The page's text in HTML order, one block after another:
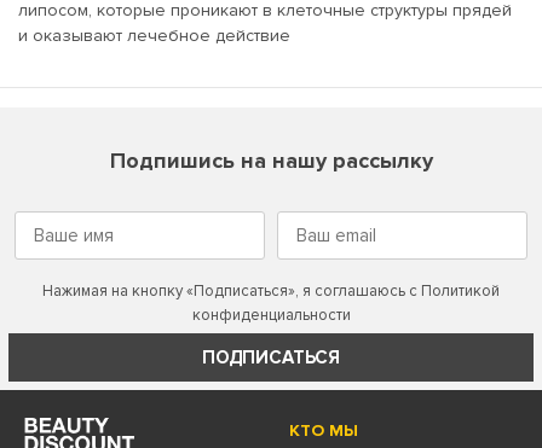
липосом, которые проникают в клеточные структуры прядей
и оказывают лечебное действие
Подпишись на нашу рассылку
Нажимая на кнопку «Подписаться», я соглашаюсь с Политикой
конфиденциальности
ПОДПИСАТЬСЯ
КТО МЫ